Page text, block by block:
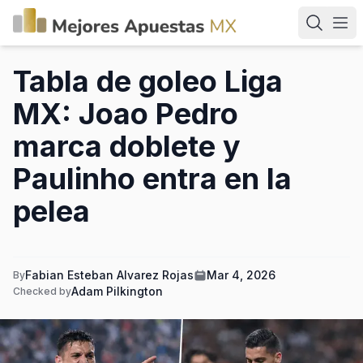
Tabla de goleo Liga
MX: Joao Pedro
marca doblete y
Paulinho entra en la
pelea
ByFabian Esteban Alvarez Rojas Mar 4, 2026
Checked byAdam Pilkington